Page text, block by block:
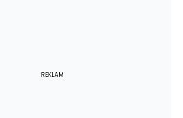
REKLAM